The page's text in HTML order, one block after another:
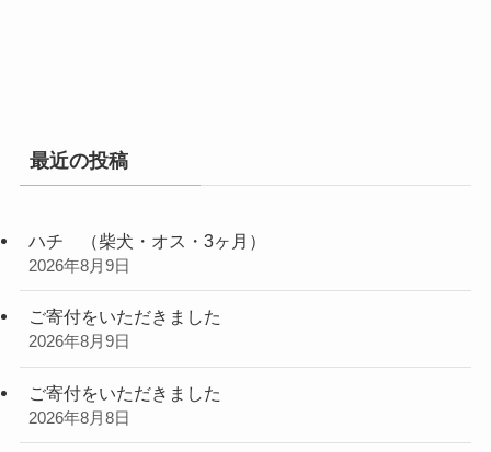
最近の投稿
ハチ （柴犬・オス・3ヶ月）
2026年8月9日
ご寄付をいただきました
2026年8月9日
ご寄付をいただきました
2026年8月8日